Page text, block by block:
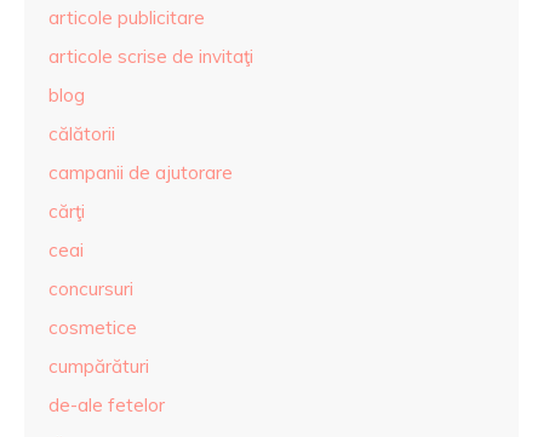
articole publicitare
articole scrise de invitaţi
blog
călătorii
campanii de ajutorare
cărţi
ceai
concursuri
cosmetice
cumpărături
de-ale fetelor